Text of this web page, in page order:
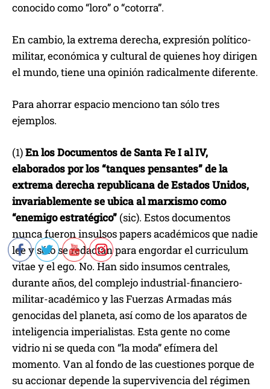
conocido como “loro” o “cotorra”.
En cambio, la extrema derecha, expresión político-
militar, económica y cultural de quienes hoy dirigen
el mundo, tiene una opinión radicalmente diferente.
Para ahorrar espacio menciono tan sólo tres
ejemplos.
(1)En los Documentos de Santa Fe I al IV,
elaborados por los “tanques pensantes” de la
extrema derecha republicana de Estados Unidos,
invariablemente se ubica al marxismo como
“enemigo estratégico” (sic). Estos documentos
nunca fueron insulsos papers académicos que nadie
lee y sólo se redactan para engordar el curriculum
vitae y el ego. No. Han sido insumos centrales,
durante años, del complejo industrial-financiero-
militar-académico y las Fuerzas Armadas más
genocidas del planeta, así como de los aparatos de
inteligencia imperialistas. Esta gente no come
vidrio ni se queda con “la moda” efímera del
momento. Van al fondo de las cuestiones porque de
su accionar depende la supervivencia del régimen